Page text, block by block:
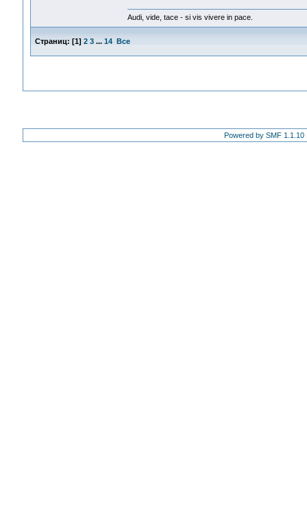
Audi, vide, tace - si vis vivere in pace.
Страниц: [1] 2 3 ... 14 Все
Powered by SMF 1.1.10